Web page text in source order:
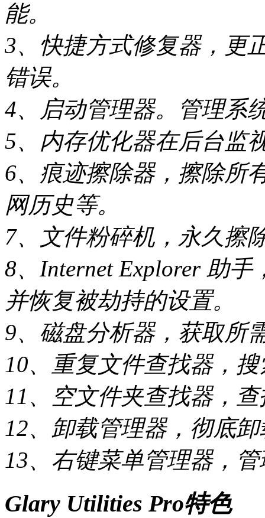
能。
3、快捷方式修复器，更
错误。
4、启动管理器。管理系
5、内存优化器在后台监
6、痕迹擦除器，擦除所
网历史等。
7、文件粉碎机，永久擦
8、Internet Explorer 助手
并恢复被劫持的设置。
9、磁盘分析器，获取所
10、重复文件查找器，
11、空文件夹查找器，
12、卸载管理器，彻底
13、右键菜单管理器，
Glary Utilities Pro特色